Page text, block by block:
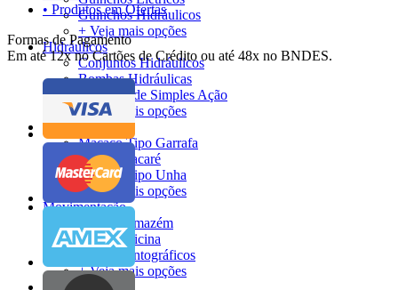
Guinchos Hidráulicos
+ Veja mais opções
Hidráulicos
Conjuntos Hidráulicos
Bombas Hidráulicas
Cilindros de Simples Ação
+ Veja mais opções
Macacos
Macaco Tipo Garrafa
Macaco Jacaré
Macaco Tipo Unha
+ Veja mais opções
Movimentação
Carros Armazém
Carros Oficina
Carros Pantográficos
+ Veja mais opções
Móveis
• Produtos em Ofertas
Formas de Pagamento
Em até 12x no Cartões de Crédito ou até 48x no BNDES.